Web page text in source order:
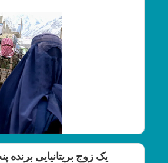
یک زوج بریتانیایی برنده